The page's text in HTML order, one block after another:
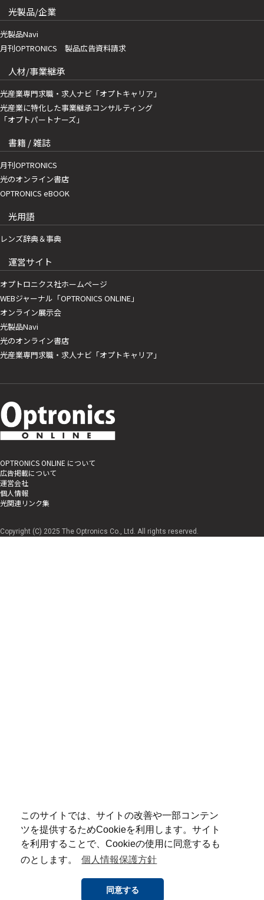
このサイトでは、サイトの改善や一部コンテン
ツを提供するためCookieを利用します。サイト
を利用することで、Cookieの使用に同意するも
のとします。
個人情報保護方針
同意する
光製品/企業
光製品Navi
月刊OPTRONICS 製品広告資料請求
人材/事業継承
光産業専門求職・求人ナビ「オプトキャリア」
光産業に特化した事業継承コンサルティング
「オプトパートナーズ」
書籍 / 雑誌
月刊OPTRONICS
光のオンライン書店
OPTRONICS eBOOK
光用語
レンズ辞典＆事典
運営サイト
オプトロニクス社ホームページ
WEBジャーナル「OPTRONICS ONLINE」
オンライン展示会
光製品Navi
光のオンライン書店
光産業専門求職・求人ナビ「オプトキャリア」
OPTRONICS ONLINE について
広告掲載について
運営会社
個人情報
光関連リンク集
Copyright (C) 2025 The Optronics Co., Ltd. All rights reserved.